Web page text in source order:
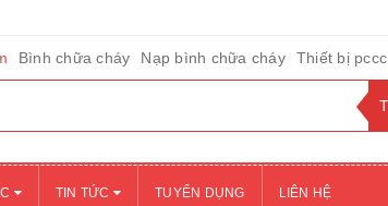
Bình chữa cháy Nạp bình chữa cháy Thiết bị pccc
TIN TỨC TUYỂN DỤNG LIÊN HỆ